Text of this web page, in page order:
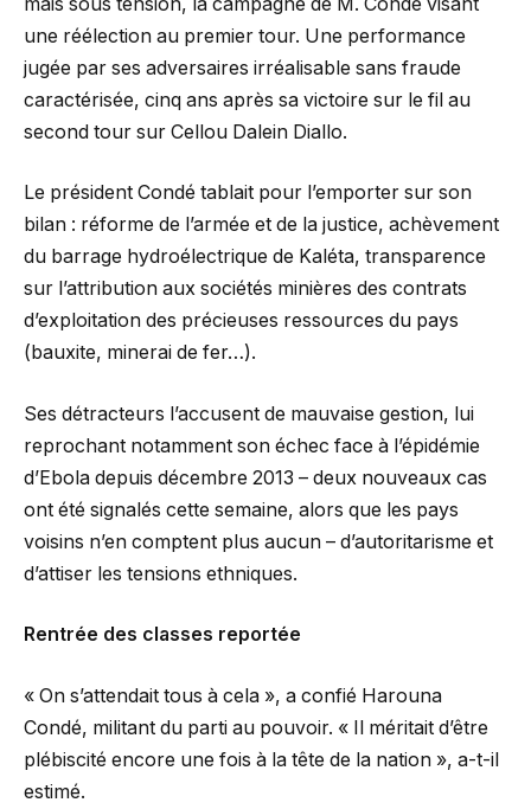
une réélection au premier tour. Une performance
jugée par ses adversaires irréalisable sans fraude
caractérisée, cinq ans après sa victoire sur le fil au
second tour sur Cellou Dalein Diallo.
Le président Condé tablait pour l’emporter sur son
bilan : réforme de l’armée et de la justice, achèvement
du barrage hydroélectrique de Kaléta, transparence
sur l’attribution aux sociétés minières des contrats
d’exploitation des précieuses ressources du pays
(bauxite, minerai de fer…).
Ses détracteurs l’accusent de mauvaise gestion, lui
reprochant notamment son échec face à l’épidémie
d’Ebola depuis décembre 2013 – deux nouveaux cas
ont été signalés cette semaine, alors que les pays
voisins n’en comptent plus aucun – d’autoritarisme et
d’attiser les tensions ethniques.
Rentrée des classes reportée
« On s’attendait tous à cela », a confié Harouna
Condé, militant du parti au pouvoir. « Il méritait d’être
plébiscité encore une fois à la tête de la nation », a-t-il
estimé.